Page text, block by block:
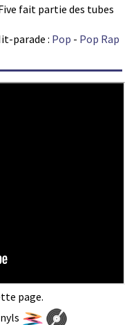
fait partie des tubes
parade : Pop - Pop Rap
page.